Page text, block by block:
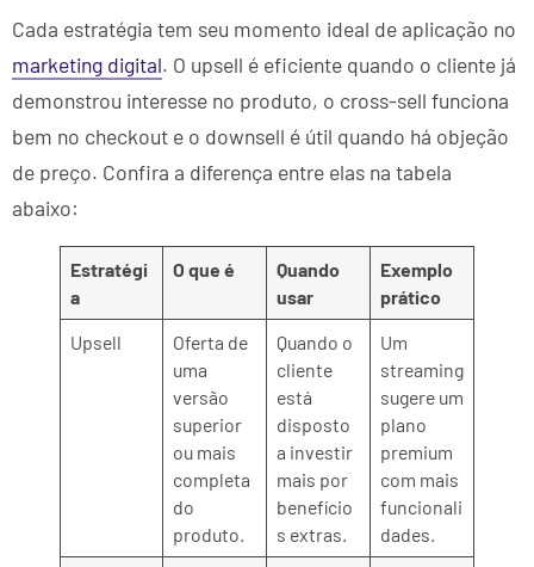
Cada estratégia tem seu momento ideal de aplicação no
marketing digital. O upsell é eficiente quando o cliente já
demonstrou interesse no produto, o cross-sell funciona
bem no checkout e o downsell é útil quando há objeção
de preço. Confira a diferença entre elas na tabela
abaixo:
Estratégi
a
O que é
Quando
usar
Exemplo
prático
Upsell
Oferta de
uma
versão
superior
ou mais
completa
do
produto.
Quando o
cliente
está
disposto
a investir
mais por
benefício
s extras.
Um
streaming
sugere um
plano
premium
com mais
funcionali
dades.